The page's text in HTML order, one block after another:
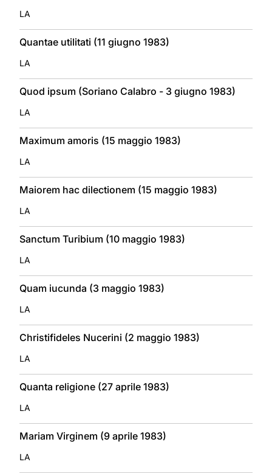
LA
Quantae utilitati (11 giugno 1983)
LA
Quod ipsum (Soriano Calabro - 3 giugno 1983)
LA
Maximum amoris (15 maggio 1983)
LA
Maiorem hac dilectionem (15 maggio 1983)
LA
Sanctum Turibium (10 maggio 1983)
LA
Quam iucunda (3 maggio 1983)
LA
Christifideles Nucerini (2 maggio 1983)
LA
Quanta religione (27 aprile 1983)
LA
Mariam Virginem (9 aprile 1983)
LA